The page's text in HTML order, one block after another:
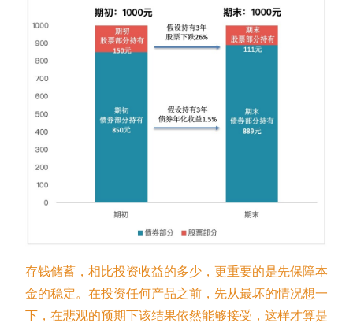
存钱储蓄，相比投资收益的多少，更重要的是先保障本
金的稳定。在投资任何产品之前，先从最坏的情况想一
下，在悲观的预期下该结果依然能够接受，这样才算是